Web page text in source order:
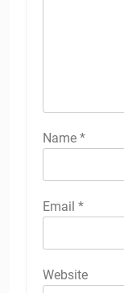
Name *
Email *
Website